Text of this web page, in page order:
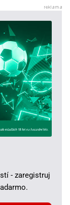
- zaregistruj